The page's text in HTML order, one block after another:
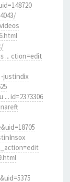
... ction=edit
justindix
id=2373306